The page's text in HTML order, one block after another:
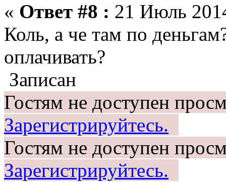
« Ответ #8 : 21 Июль
Коль, а че там по
оплачивать?
Записан
Гостям не доступен
Зарегистрируйтесь.
Гостям не доступен
Зарегистрируйтесь.